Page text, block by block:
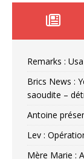
Remarks :
Brics News :
saoudite –
Antoine
Lev :
Mère Marie :